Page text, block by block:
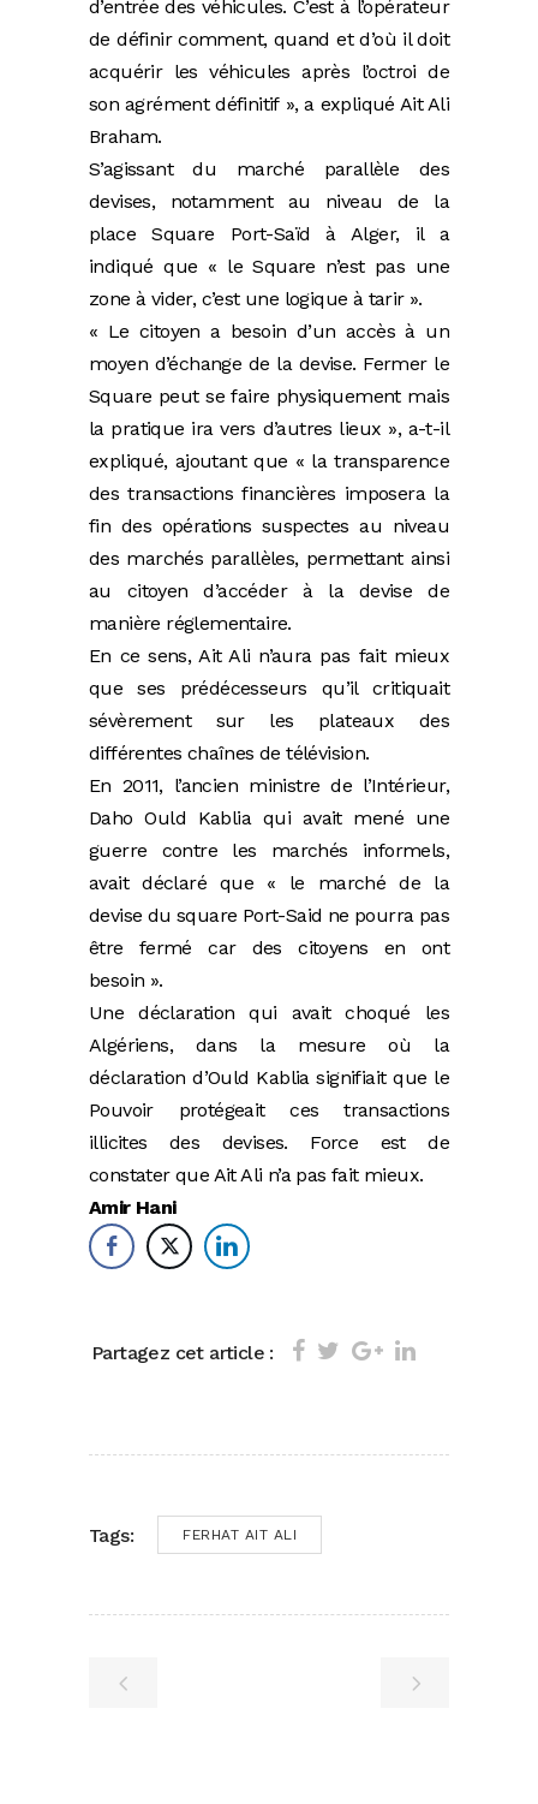
d’entrée des véhicules. C’est à l’opérateur
de définir comment, quand et d’où il doit
acquérir les véhicules après l’octroi de
son agrément définitif », a expliqué Ait Ali
Braham.
S’agissant du marché parallèle des
devises, notamment au niveau de la
place Square Port-Saïd à Alger, il a
indiqué que « le Square n’est pas une
zone à vider, c’est une logique à tarir ».
« Le citoyen a besoin d’un accès à un
moyen d’échange de la devise. Fermer le
Square peut se faire physiquement mais
la pratique ira vers d’autres lieux », a-t-il
expliqué, ajoutant que « la transparence
des transactions financières imposera la
fin des opérations suspectes au niveau
des marchés parallèles, permettant ainsi
au citoyen d’accéder à la devise de
manière réglementaire.
En ce sens, Ait Ali n’aura pas fait mieux
que ses prédécesseurs qu’il critiquait
sévèrement sur les plateaux des
différentes chaînes de télévision.
En 2011, l’ancien ministre de l’Intérieur,
Daho Ould Kablia qui avait mené une
guerre contre les marchés informels,
avait déclaré que « le marché de la
devise du square Port-Said ne pourra pas
être fermé car des citoyens en ont
besoin ».
Une déclaration qui avait choqué les
Algériens, dans la mesure où la
déclaration d’Ould Kablia signifiait que le
Pouvoir protégeait ces transactions
illicites des devises. Force est de
constater que Ait Ali n’a pas fait mieux.
Amir Hani
Partagez cet article :
Tags: FERHAT AIT ALI